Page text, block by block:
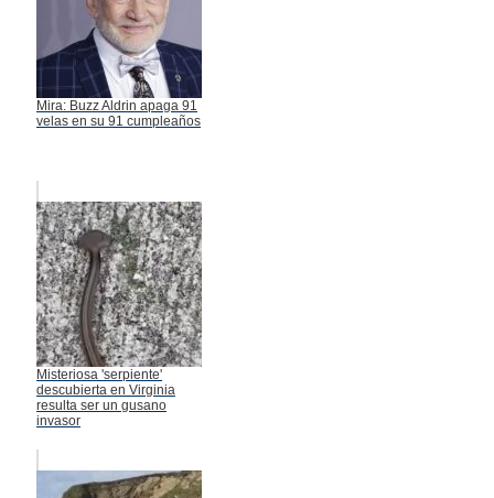
Mira: Buzz Aldrin apaga 91
velas en su 91 cumpleaños
Misteriosa 'serpiente'
descubierta en Virginia
resulta ser un gusano
invasor